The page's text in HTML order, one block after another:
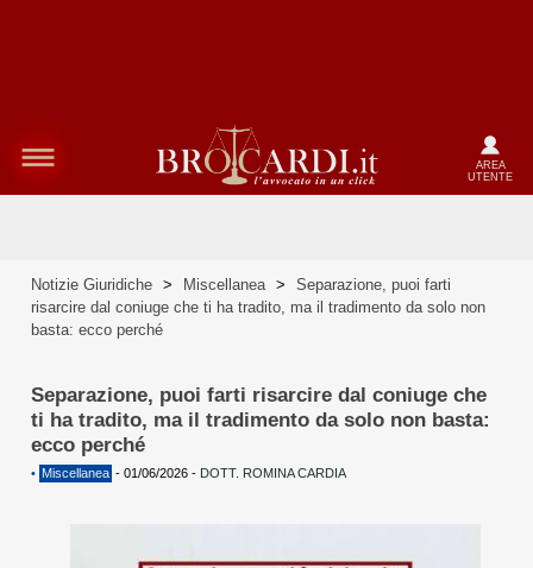
AREA
UTENTE
Notizie Giuridiche > Miscellanea >
Separazione, puoi farti
risarcire dal coniuge che ti ha tradito, ma il tradimento da solo non
basta: ecco perché
Separazione, puoi farti risarcire dal coniuge che
ti ha tradito, ma il tradimento da solo non basta:
ecco perché
• Miscellanea - 01/06/2026 - DOTT. ROMINA CARDIA